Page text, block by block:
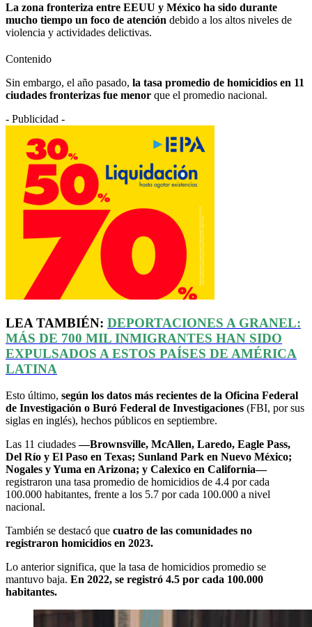
La zona fronteriza entre EEUU y México ha sido durante
mucho tiempo un foco de atención debido a los altos niveles de
violencia y actividades delictivas.
Contenido
Sin embargo, el año pasado, la tasa promedio de homicidios en 11
ciudades fronterizas fue menor que el promedio nacional.
- Publicidad -
LEA TAMBIÉN: DEPORTACIONES A GRANEL:
MÁS DE 700 MIL INMIGRANTES HAN SIDO
EXPULSADOS A ESTOS PAÍSES DE AMÉRICA
LATINA
Esto último, según los datos más recientes de la Oficina Federal
de Investigación o Buró Federal de Investigaciones (FBI, por sus
siglas en inglés), hechos públicos en septiembre.
Las 11 ciudades—Brownsville, McAllen, Laredo, Eagle Pass,
Del Río y El Paso en Texas; Sunland Park en Nuevo México;
Nogales y Yuma en Arizona; y Calexico en California—
registraron una tasa promedio de homicidios de 4.4 por cada
100.000 habitantes, frente a los 5.7 por cada 100.000 a nivel
nacional.
También se destacó que cuatro de las comunidades no
registraron homicidios en 2023.
Lo anterior significa, que la tasa de homicidios promedio se
mantuvo baja. En 2022, se registró 4.5 por cada 100.000
habitantes.